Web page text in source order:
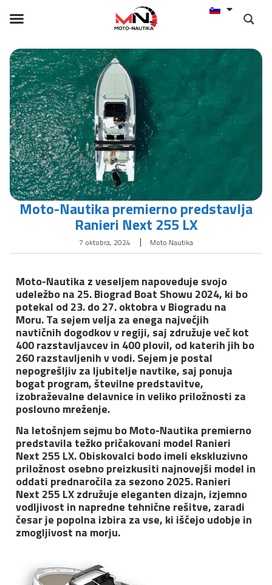
Moto-Nautika premierno predstavlja
Ranieri Next 255 LX
7 oktobra, 2024 Moto Nautika
Moto-Nautika z veseljem napoveduje svojo
udeležbo na 25. Biograd Boat Showu 2024, ki bo
potekal od 23. do 27. oktobra v Biogradu na
Moru. Ta sejem velja za enega največjih
navtičnih dogodkov v regiji, saj združuje več kot
400 razstavljavcev in 400 plovil, od katerih jih bo
260 razstavljenih v vodi. Sejem je postal
nepogrešljiv za ljubitelje navtike, saj ponuja
bogat program, številne predstavitve,
izobraževalne delavnice in veliko priložnosti za
poslovno mreženje.
Na letošnjem sejmu bo Moto-Nautika premierno
predstavila težko pričakovani model Ranieri
Next 255 LX. Obiskovalci bodo imeli ekskluzivno
priložnost osebno preizkusiti najnovejši model in
oddati prednaročila za sezono 2025. Ranieri
Next 255 LX združuje eleganten dizajn, izjemno
vodljivost in napredne tehnične rešitve, zaradi
česar je popolna izbira za vse, ki iščejo udobje in
zmogljivost na morju.